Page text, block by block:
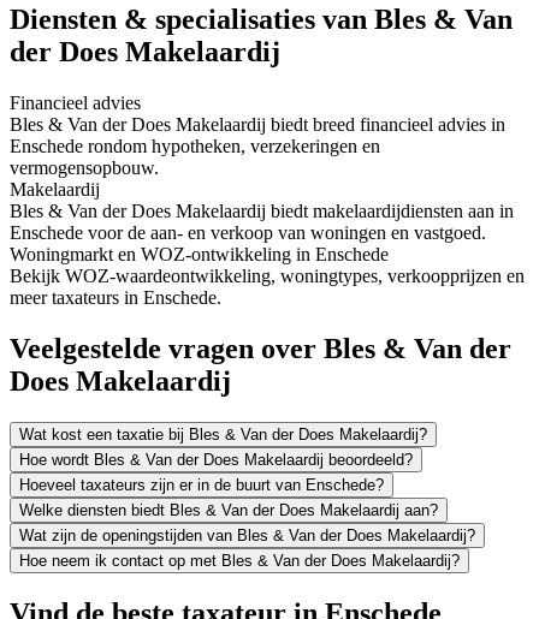
Diensten & specialisaties van Bles & Van
der Does Makelaardij
Financieel advies
Bles & Van der Does Makelaardij biedt breed financieel advies in
Enschede rondom hypotheken, verzekeringen en
vermogensopbouw.
Makelaardij
Bles & Van der Does Makelaardij biedt makelaardijdiensten aan in
Enschede voor de aan- en verkoop van woningen en vastgoed.
Woningmarkt en WOZ-ontwikkeling in Enschede
Bekijk WOZ-waardeontwikkeling, woningtypes, verkoopprijzen en
meer taxateurs in Enschede.
Veelgestelde vragen over Bles & Van der
Does Makelaardij
Wat kost een taxatie bij Bles & Van der Does Makelaardij?
Hoe wordt Bles & Van der Does Makelaardij beoordeeld?
Hoeveel taxateurs zijn er in de buurt van Enschede?
Welke diensten biedt Bles & Van der Does Makelaardij aan?
Wat zijn de openingstijden van Bles & Van der Does Makelaardij?
Hoe neem ik contact op met Bles & Van der Does Makelaardij?
Vind de beste taxateur in Enschede